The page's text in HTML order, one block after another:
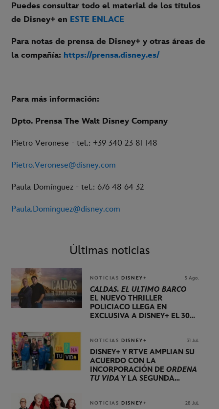
Puedes consultar todo el material de los títulos
de Disney+ en ESTE ENLACE
Para notas de prensa de Disney+ y otras áreas de
la compañía: https://prensa.disney.es/
Para más información:
Dpto. Prensa The Walt Disney Company
Pietro Veronese - tel.: +39 340 23 81 148
Pietro.Veronese@disney.com
Paula Domínguez - tel.: 676 48 64 32
Paula.Dominguez@disney.com
Últimas noticias
NOTICIAS DISNEY+ 5 Ago.
CALDAS. EL ÚLTIMO BARCO
EL NUEVO THRILLER
POLICIACO LLEGA EN
EXCLUSIVA A DISNEY+ EL 30
NOTICIAS DISNEY+ 31 Jul.
DISNEY+ Y RTVE AMPLÍAN SU
ACUERDO CON LA
INCORPORACIÓN DE ORDENA
TU VIDA Y LA SEGUNDA
NOTICIAS DISNEY+ 28 Jul.